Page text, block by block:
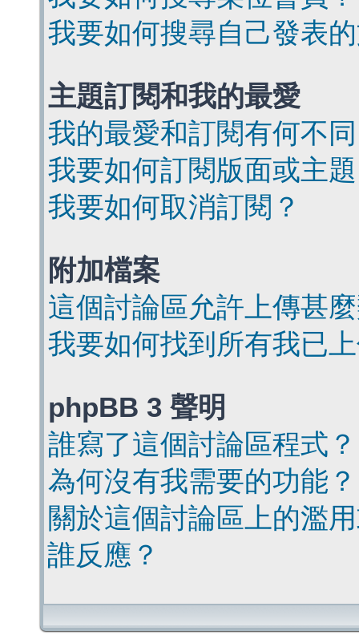
我要如何搜尋自己發表
主題訂閱和我的最愛
我的最愛和訂閱有何不
我要如何訂閱版面或主
我要如何取消訂閱？
附加檔案
這個討論區允許上傳甚
我要如何找到所有我已
phpBB 3 聲明
誰寫了這個討論區程式？
為何沒有我需要的功能？
關於這個討論區上的濫
誰反應？